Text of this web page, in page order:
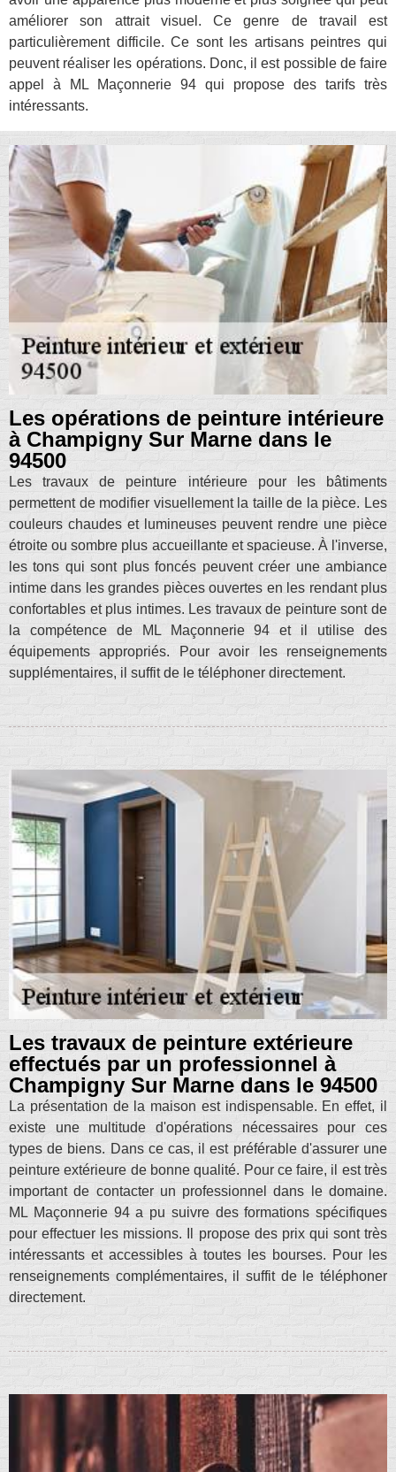
améliorer son attrait visuel. Ce genre de travail est
particulièrement difficile. Ce sont les artisans peintres qui
peuvent réaliser les opérations. Donc, il est possible de faire
appel à ML Maçonnerie 94 qui propose des tarifs très
intéressants.
Les opérations de peinture intérieure
à Champigny Sur Marne dans le
94500
Les travaux de peinture intérieure pour les bâtiments
permettent de modifier visuellement la taille de la pièce. Les
couleurs chaudes et lumineuses peuvent rendre une pièce
étroite ou sombre plus accueillante et spacieuse. À l'inverse,
les tons qui sont plus foncés peuvent créer une ambiance
intime dans les grandes pièces ouvertes en les rendant plus
confortables et plus intimes. Les travaux de peinture sont de
la compétence de ML Maçonnerie 94 et il utilise des
équipements appropriés. Pour avoir les renseignements
supplémentaires, il suffit de le téléphoner directement.
Les travaux de peinture extérieure
effectués par un professionnel à
Champigny Sur Marne dans le 94500
La présentation de la maison est indispensable. En effet, il
existe une multitude d'opérations nécessaires pour ces
types de biens. Dans ce cas, il est préférable d'assurer une
peinture extérieure de bonne qualité. Pour ce faire, il est très
important de contacter un professionnel dans le domaine.
ML Maçonnerie 94 a pu suivre des formations spécifiques
pour effectuer les missions. Il propose des prix qui sont très
intéressants et accessibles à toutes les bourses. Pour les
renseignements complémentaires, il suffit de le téléphoner
directement.